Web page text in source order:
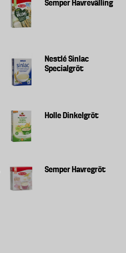
Semper Havrevälling
Nestlé Sinlac
Specialgröt
Holle Dinkelgröt
Semper Havregröt